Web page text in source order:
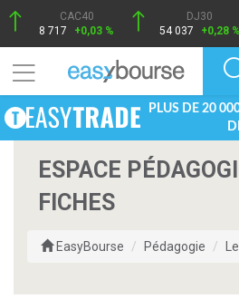
CAC40
8 717
+0,03 %
DJ30
54 037
+0,28 %
PLUS DE 20
ESPACE
FICHES
EasyBourse Pédagogie